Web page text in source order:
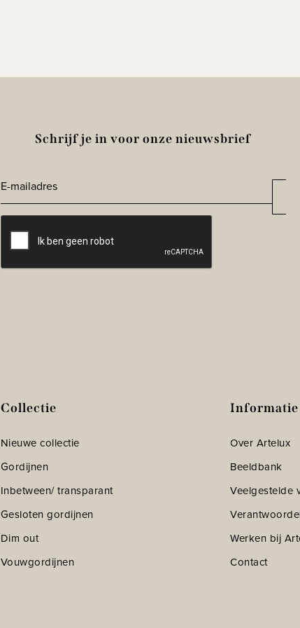
Schrijf je in voor onze nieuwsbrief
E-
mailadres*
Collectie
Nieuwe collectie
Gordijnen
Inbetween/ transparant
Gesloten gordijnen
Dim out
Vouwgordijnen
Informatie
Over Artelux
Beeldbank
Veelgestelde
Werken bij
Contact